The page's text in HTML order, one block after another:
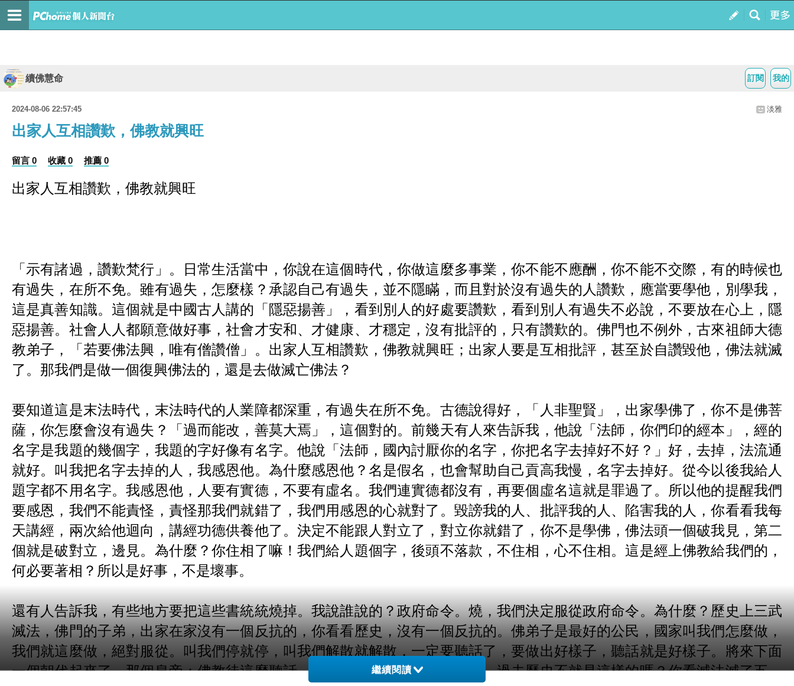
我的
訂閱
續佛慧命
2024-08-06 22:57:45 淡雅
出家人互相讚歎，佛教就興旺
留言 0 收藏 0 推薦 0
出家人互相讚歎，佛教就興旺
「示有諸過，讚歎梵行」。日常生活當中，你說在這個時代，你做這麼多事業，你不能不應酬，你不能不交際，有的時候也
有過失，在所不免。雖有過失，怎麼樣？承認自己有過失，並不隱瞞，而且對於沒有過失的人讚歎，應當要學他，別學我，
這是真善知識。這個就是中國古人講的「隱惡揚善」，看到別人的好處要讚歎，看到別人有過失不必說，不要放在心上，隱
惡揚善。社會人人都願意做好事，社會才安和、才健康、才穩定，沒有批評的，只有讚歎的。佛門也不例外，古來祖師大德
教弟子，「若要佛法興，唯有僧讚僧」。出家人互相讚歎，佛教就興旺；出家人要是互相批評，甚至於自讚毀他，佛法就滅
了。那我們是做一個復興佛法的，還是去做滅亡佛法？
要知道這是末法時代，末法時代的人業障都深重，有過失在所不免。古德說得好，「人非聖賢」，出家學佛了，你不是佛菩
薩，你怎麼會沒有過失？「過而能改，善莫大焉」，這個對的。前幾天有人來告訴我，他說「法師，你們印的經本」，經的
名字是我題的幾個字，我題的字好像有名字。他說「法師，國內討厭你的名字，你把名字去掉好不好？」好，去掉，法流通
就好。叫我把名字去掉的人，我感恩他。為什麼感恩他？名是假名，也會幫助自己貢高我慢，名字去掉好。從今以後我給人
題字都不用名字。我感恩他，人要有實德，不要有虛名。我們連實德都沒有，再要個虛名這就是罪過了。所以他的提醒我們
要感恩，我們不能責怪，責怪那我們就錯了，我們用感恩的心就對了。毀謗我的人、批評我的人、陷害我的人，你看看我每
天講經，兩次給他迴向，講經功德供養他了。決定不能跟人對立了，對立你就錯了，你不是學佛，佛法頭一個破我見，第二
個就是破對立，邊見。為什麼？你住相了嘛！我們給人題個字，後頭不落款，不住相，心不住相。這是經上佛教給我們的，
何必要著相？所以是好事，不是壞事。
還有人告訴我，有些地方要把這些書統統燒掉。我說誰說的？政府命令。燒，我們決定服從政府命令。為什麼？歷史上三武
滅法，佛門的子弟，出家在家沒有一個反抗的，你看看歷史，沒有一個反抗的。佛弟子是最好的公民，國家叫我們怎麼做，
我們就這麼做，絕對服從。叫我們停就停，叫我們解散就解散，一定要聽話了，要做出好樣子，聽話就是好樣子。將來下面
一個朝代起來了，那個皇帝：佛教徒這麼聽話，這麼好的公民，我們要護持。過去歷史不就是這樣的嗎？你看滅法滅了五、
繼續閱讀